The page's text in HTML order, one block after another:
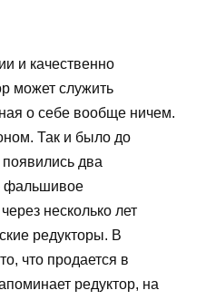
и качественно
может служить
о себе вообще ничем.
Так и было до
два
фальшивое
несколько лет
редукторы. В
что продается в
редуктор, на